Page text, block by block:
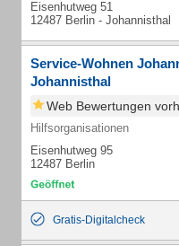
Eisenhutweg 51
12487 Berlin - Johannisthal
Service-Wohnen
Johannisthal
Web Bewertungen
Hilfsorganisationen
Eisenhutweg 95
12487 Berlin
Gratis-Digitalcheck